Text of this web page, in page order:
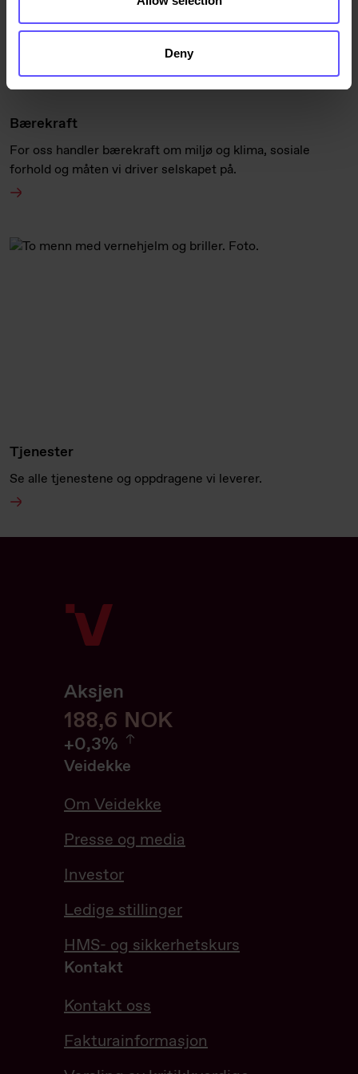
Deny
Bærekraft
For oss handler bærekraft om miljø og klima, sosiale
forhold og måten vi driver selskapet på.
Tjenester
Se alle tjenestene og oppdragene vi leverer.
Aksjen
188,6 NOK188,6
+0,3%
0.32%
Veidekke
Om Veidekke
Presse og media
Investor
Ledige stillinger
HMS- og sikkerhetskurs
Kontakt
Kontakt oss
Fakturainformasjon